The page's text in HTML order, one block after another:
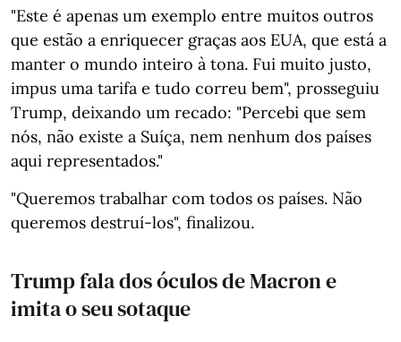
"Este é apenas um exemplo entre muitos outros
que estão a enriquecer graças aos EUA, que está a
manter o mundo inteiro à tona. Fui muito justo,
impus uma tarifa e tudo correu bem", prosseguiu
Trump, deixando um recado: "Percebi que sem
nós, não existe a Suíça, nem nenhum dos países
aqui representados."
"Queremos trabalhar com todos os países. Não
queremos destruí-los", finalizou.
Trump fala dos óculos de Macron e
imita o seu sotaque